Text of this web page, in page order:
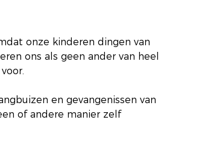
onze kinderen dingen van
ons als geen ander van heel
en gevangenissen van
of andere manier zelf